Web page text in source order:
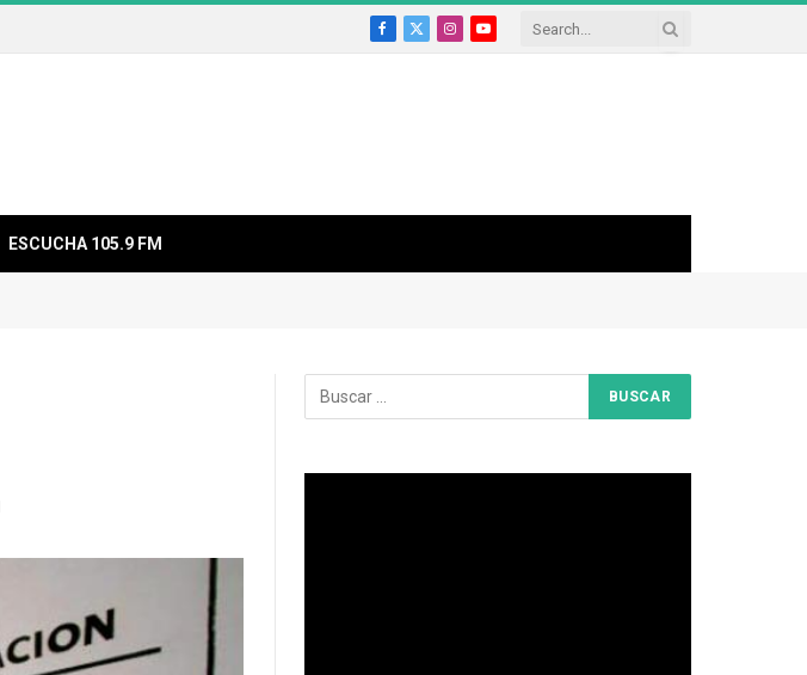
Facebook
X
InstagramYouTube
ESCUCHA 105.9 FM